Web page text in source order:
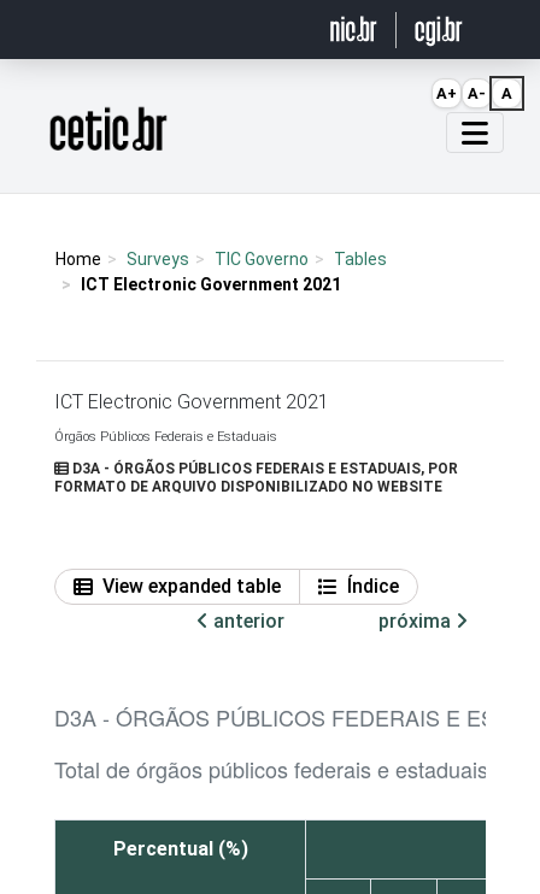
Página inicial
Home Surveys TIC Governo
Tables
ICT Electronic Government 2021
ICT Electronic Government 2021
Órgãos Públicos Federais e Estaduais
D3A - ÓRGÃOS PÚBLICOS FEDERAIS E ESTADUAIS, POR
FORMATO DE ARQUIVO DISPONIBILIZADO NO WEBSITE
View expanded table
Índice
anterior
próxima
D3A - ÓRGÃOS PÚBLICOS FEDERAIS E
Total de órgãos públicos federais e estaduais
Percentual (%)
A+ A- A